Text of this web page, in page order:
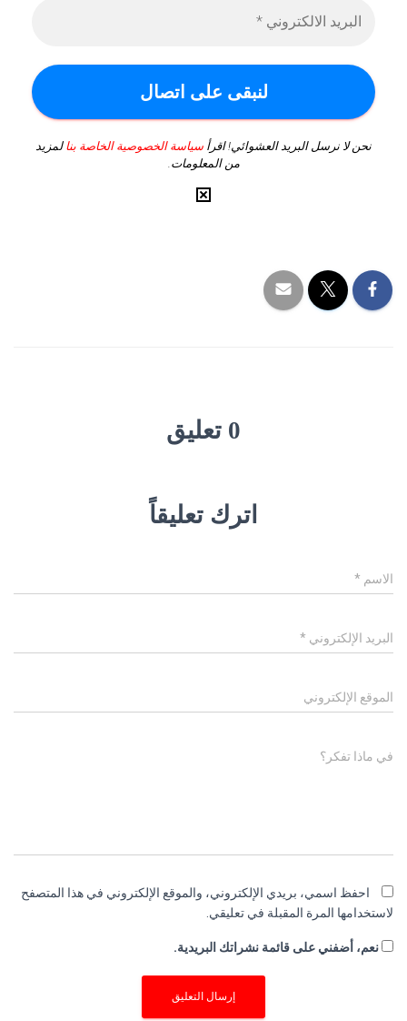
نحن لا نرسل البريد العشوائي! اقرأ سياسة الخصوصية الخاصة بنا لمزيد
من المعلومات.
0 تعليق
اترك تعليقاً
الاسم *
البريد الإلكتروني *
الموقع الإلكتروني
في ماذا تفكر؟
احفظ اسمي، بريدي الإلكتروني، والموقع الإلكتروني في هذا المتصفح
لاستخدامها المرة المقبلة في تعليقي.
نعم، أضفني على قائمة نشراتك البريدية.